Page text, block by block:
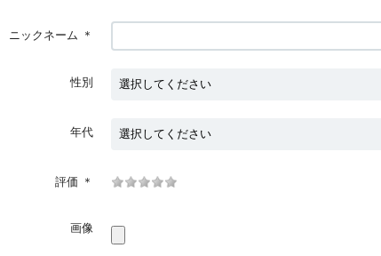
ニックネーム ＊
性別
年代
評価 ＊
画像